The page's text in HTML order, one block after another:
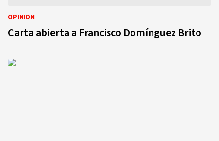
OPINIÓN
Carta abierta a Francisco Domínguez Brito